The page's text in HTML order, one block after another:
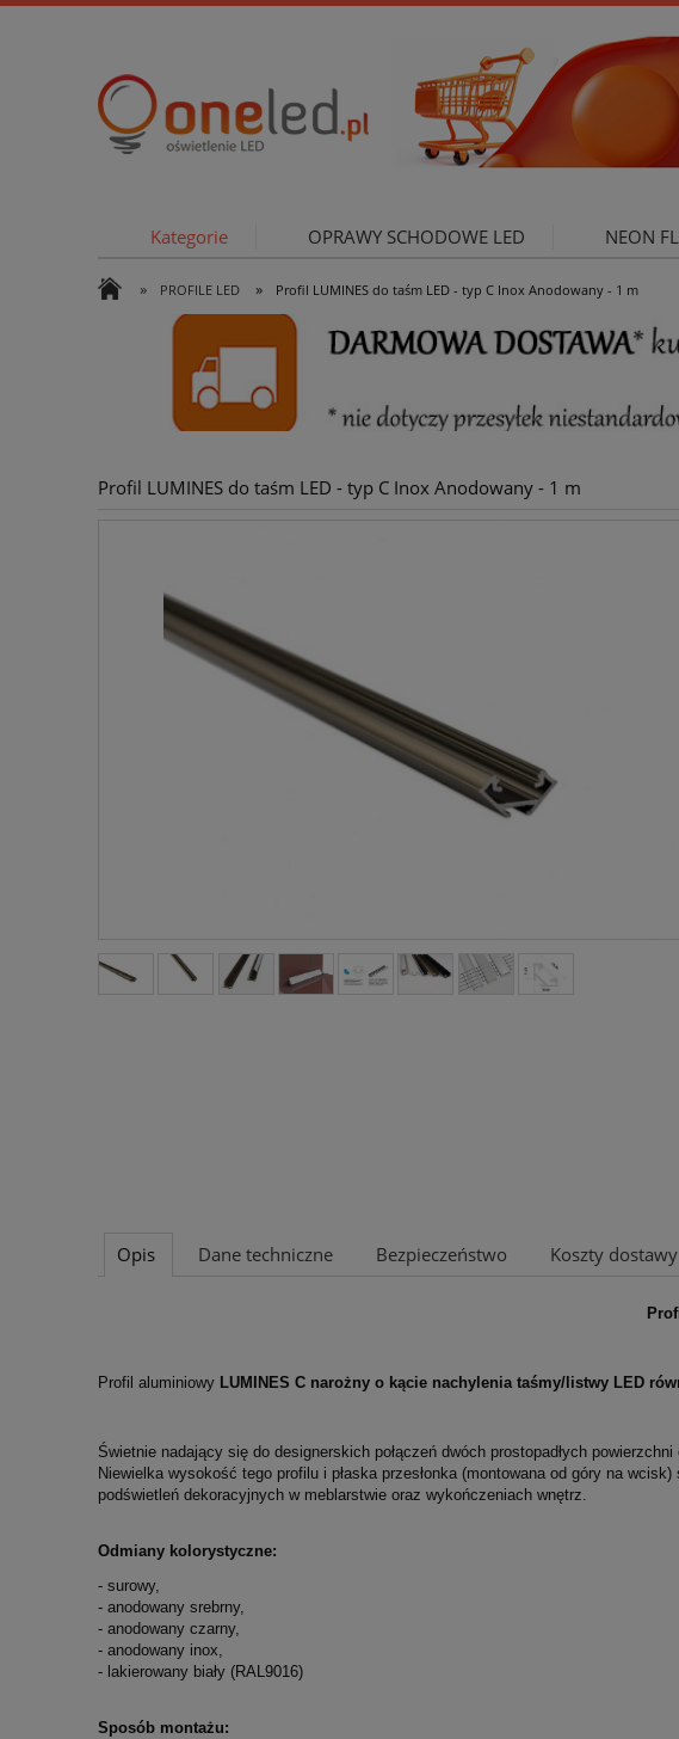
Kategorie OPRAWY SCHODOWE LED NEON
OŚWIETLENIE ZEWNĘTRZNE
» PROFILE LED » Profil LUMINES do taśm LED - typ C Inox Anodowany - 1 m
Profil LUMINES do taśm LED - typ C Inox Anodowany - 1 m
Opis Dane techniczne Bezpieczeństwo Koszty dostawy
Profil aluminiowy LUMINES C narożny o kącie nachylenia taśmy/listwy LED
Świetnie nadający się do designerskich połączeń dwóch prostopadłych
Niewielka wysokość tego profilu i płaska przesłonka (montowana od góry na
podświetleń dekoracyjnych w meblarstwie oraz wykończeniach wnętrz.
Odmiany kolorystyczne:
- surowy,
- anodowany srebrny,
- anodowany czarny,
- anodowany inox,
- lakierowany biały (RAL9016)
Sposób montażu: